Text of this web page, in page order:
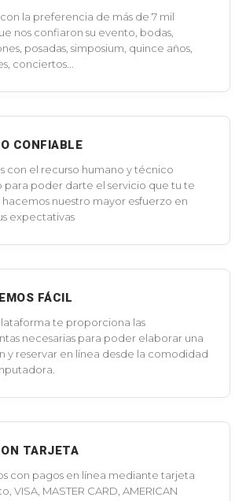
la preferencia de más de 7 mil
nos confiaron su evento, bodas,
posadas, simposium, quince años,
conciertos...
CONFIABLE
con el recurso humano y técnico
para poder darte el servicio que tu te
nuestro mayor esfuerzo en
expectativas
FÁCIL
te proporciona las
necesarias para poder elaborar una
y reservar en línea desde la comodidad
TARJETA
con pagos en línea mediante tarjeta
VISA, MASTER CARD, AMERICAN